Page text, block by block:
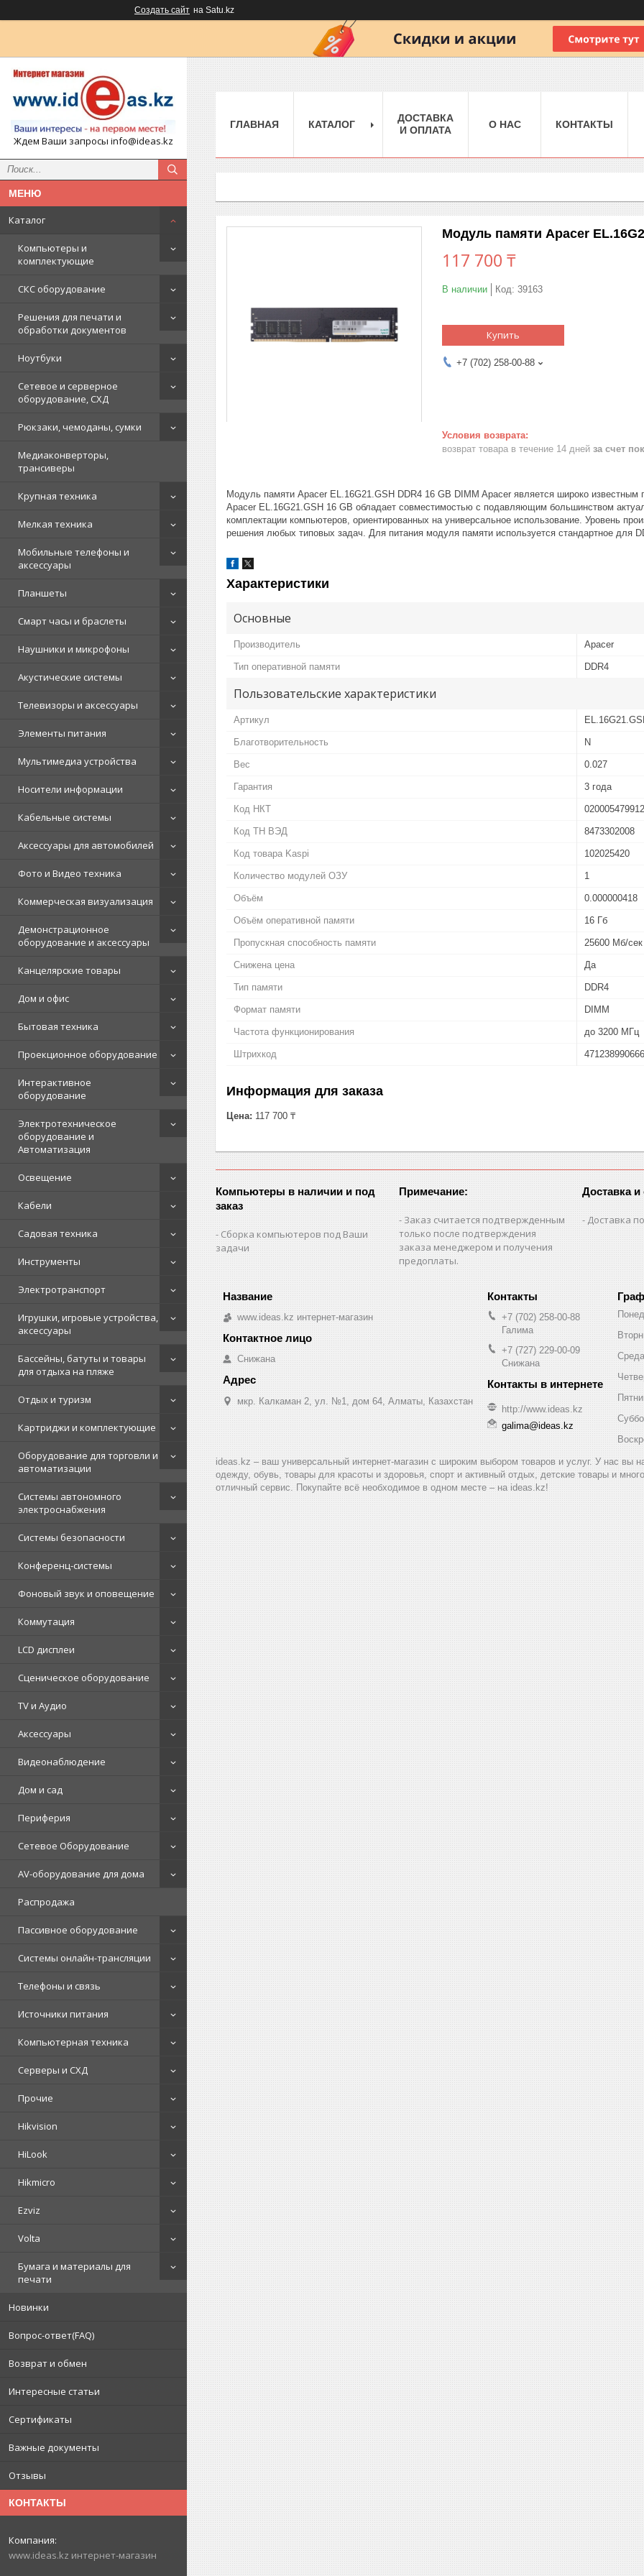
Создать сайт на Satu.kz
Ждем Ваши запросы info@ideas.kz
Каталог
Компьютеры и
комплектующие
СКС оборудование
Решения для печати и
обработки документов
Ноутбуки
Сетевое и серверное
оборудование, СХД
Рюкзаки, чемоданы, сумки
Медиаконверторы,
трансиверы
Крупная техника
Мелкая техника
Мобильные телефоны и
аксессуары
Планшеты
Смарт часы и браслеты
Наушники и микрофоны
Акустические системы
Телевизоры и аксессуары
Элементы питания
Мультимедиа устройства
Носители информации
Кабельные системы
Аксессуары для автомобилей
Фото и Видео техника
Коммерческая визуализация
Демонстрационное
оборудование и аксессуары
Канцелярские товары
Дом и офис
Бытовая техника
Проекционное оборудование
Интерактивное
оборудование
Электротехническое
оборудование и
Автоматизация
Освещение
Кабели
Садовая техника
Инструменты
Электротранспорт
Игрушки, игровые устройства,
аксессуары
Бассейны, батуты и товары
для отдыха на пляже
Отдых и туризм
Картриджи и комплектующие
Оборудование для торговли и
автоматизации
Системы автономного
электроснабжения
Системы безопасности
Конференц-системы
Фоновый звук и оповещение
Коммутация
LCD дисплеи
Сценическое оборудование
TV и Аудио
Аксессуары
Видеонаблюдение
Дом и сад
Периферия
Сетевое Оборудование
AV-оборудование для дома
Распродажа
Пассивное оборудование
Системы онлайн-трансляции
Телефоны и связь
Источники питания
Компьютерная техника
Серверы и СХД
Прочие
Hikvision
HiLook
Hikmicro
Ezviz
Volta
Бумага и материалы для
печати
Новинки
Вопрос-ответ(FAQ)
Возврат и обмен
Интересные статьи
Сертификаты
Важные документы
Отзывы
КОНТАКТЫ
www.ideas.kz интернет-магазин
ГЛАВНАЯ КАТАЛОГ
ДОСТАВКА
И ОПЛАТА
О НАС КОНТАКТЫ
Модуль памяти Apacer
117 700 ₸
В наличии Код: 39163
Купить
+7 (702) 258-00-88
возврат товара в течение 14 дней за счет
Модуль памяти Apacer EL.16G21.GSH DDR4 16 GB DIMM Apacer является широко
Apacer EL.16G21.GSH 16 GB обладает совместимостью с подавляющим большинством
комплектации компьютеров, ориентированных на универсальное использование. Уровень
решения любых типовых задач. Для питания модуля памяти используется стандартное для
Характеристики
Основные
Производитель Apacer
Тип оперативной памяти DDR4
Пользовательские характеристики
Артикул
Благотворительность N
Вес 0.027
Гарантия 3 года
Код НКТ
Код ТН ВЭД 8473302008
Код товара Kaspi 102025420
Количество модулей ОЗУ 1
Объём 0.000000418
Объём оперативной памяти 16 Гб
Пропускная способность памяти 25600 Мб/сек
Снижена цена Да
Тип памяти DDR4
Формат памяти DIMM
Частота функционирования до 3200 МГц
Штрихкод
Информация для заказа
Цена: 117 700 ₸
Компьютеры в наличии и под
заказ
Сборка компьютеров под Ваши
задачи
Примечание:
Заказ считается подтвержденным
только после подтверждения
заказа менеджером и получения
предоплаты.
Доставка и
Доставка
www.ideas.kz интернет-магазин
Снижана
мкр. Калкаман 2, ул. №1, дом 64, Алматы, Казахстан
+7 (702) 258-00-88
Галима
+7 (727) 229-00-09
Снижана
http://www.ideas.kz
galima@ideas.kz
Среда
ideas.kz – ваш универсальный интернет-магазин с широким выбором товаров и услуг. У нас вы
одежду, обувь, товары для красоты и здоровья, спорт и активный отдых, детские товары и
отличный сервис. Покупайте всё необходимое в одном месте – на ideas.kz!